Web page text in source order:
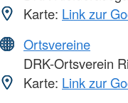
Karte: Link zur
Ortsvereine
DRK-Ortsverein
Karte: Link zur